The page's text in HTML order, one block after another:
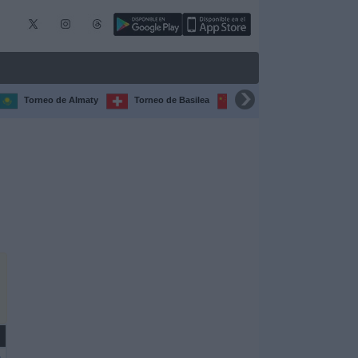
Torneo de Almaty Torneo de Basilea Torneo de Chengdú